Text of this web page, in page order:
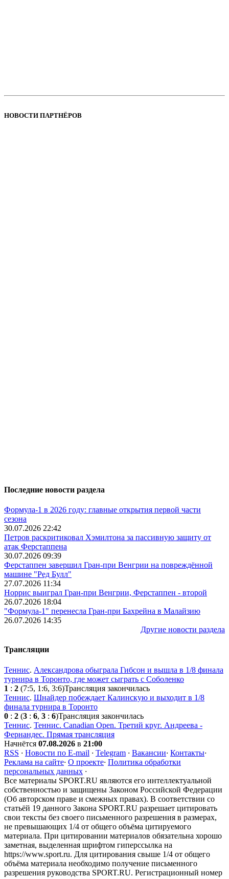
НОВОСТИ ПАРТНЁРОВ
Последние новости раздела
Формула-1 в 2026 году: главные открытия первой части
сезона
30.07.2026 22:42
Петров раскритиковал Хэмилтона за пассивную защиту от
атак Ферстаппена
30.07.2026 09:39
Ферстаппен завершил Гран-при Венгрии на повреждённой
машине "Ред Булл"
27.07.2026 11:34
Норрис выиграл Гран-при Венгрии, Ферстаппен - второй
26.07.2026 18:04
"Формула-1" перенесла Гран-при Бахрейна в Малайзию
26.07.2026 14:35
Другие новости раздела
Трансляции
Теннис. Александрова обыграла Гибсон и вышла в 1/8 финала
турнира в Торонто, где может сыграть с Соболенко
1 : 2 (7:5, 1:6, 3:6)Трансляция закончилась
Теннис. Шнайдер побеждает Калинскую и выходит в 1/8
финала турнира в Торонто
0 : 2 (3 : 6, 3 : 6)Трансляция закончилась
Теннис. Теннис. Canadian Open. Третий круг. Андреева -
Фернандес. Прямая трансляция
Начнётся 07.08.2026 в 21:00
RSS · Новости по E-mail · Telegram · Вакансии· Контакты·
Реклама на сайте· О проекте· Политика обработки
персональных данных ·
Все материалы SPORT.RU являются его интеллектуальной
собственностью и защищены Законом Российской Федерации
(Об авторском праве и смежных правах). В соответствии со
статьёй 19 данного Закона SPORT.RU разрешает цитировать
свои тексты без своего письменного разрешения в размерах,
не превышающих 1/4 от общего объёма цитируемого
материала. При цитировании материалов обязательна хорошо
заметная, выделенная шрифтом гиперссылка на
https://www.sport.ru. Для цитирования свыше 1/4 от общего
объёма материала необходимо получение письменного
разрешения руководства SPORT.RU. Регистрационный номер